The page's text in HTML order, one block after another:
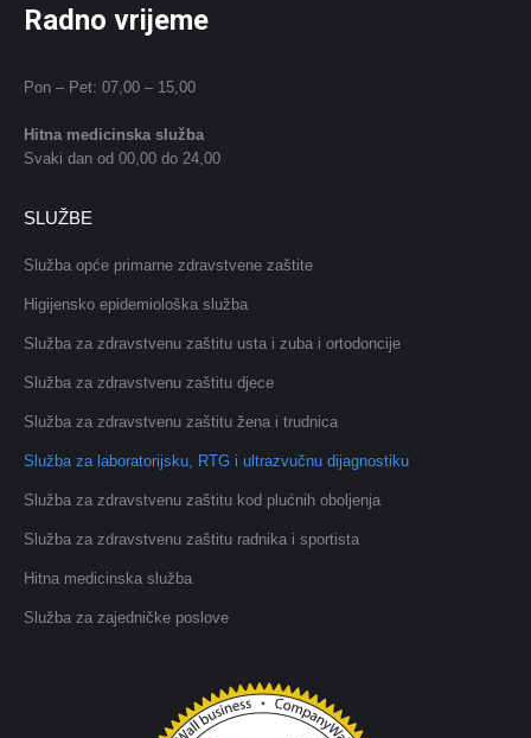
Radno vrijeme
Pon – Pet: 07,00 – 15,00
Hitna medicinska služba
Svaki dan od 00,00 do 24,00
SLUŽBE
Služba opće primarne zdravstvene zaštite
Higijensko epidemiološka služba
Služba za zdravstvenu zaštitu usta i zuba i ortodoncije
Služba za zdravstvenu zaštitu djece
Služba za zdravstvenu zaštitu žena i trudnica
Služba za laboratorijsku, RTG i ultrazvučnu dijagnostiku
Služba za zdravstvenu zaštitu kod plućnih oboljenja
Služba za zdravstvenu zaštitu radnika i sportista
Hitna medicinska služba
Služba za zajedničke poslove